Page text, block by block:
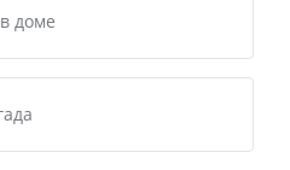
доме